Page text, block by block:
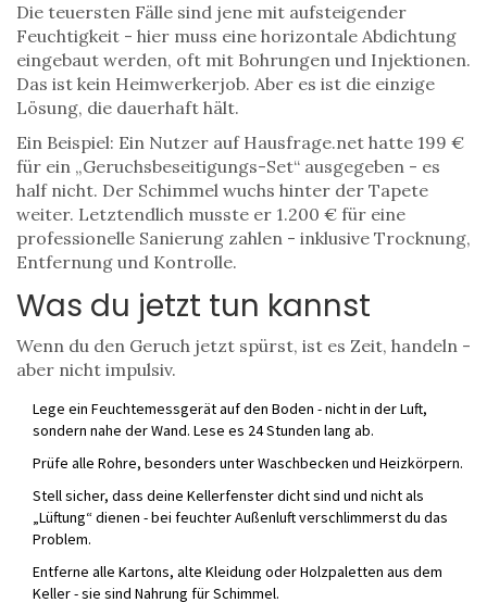
Die teuersten Fälle sind jene mit aufsteigender
Feuchtigkeit - hier muss eine horizontale Abdichtung
eingebaut werden, oft mit Bohrungen und Injektionen.
Das ist kein Heimwerkerjob. Aber es ist die einzige
Lösung, die dauerhaft hält.
Ein Beispiel: Ein Nutzer auf Hausfrage.net hatte 199 €
für ein „Geruchsbeseitigungs-Set“ ausgegeben - es
half nicht. Der Schimmel wuchs hinter der Tapete
weiter. Letztendlich musste er 1.200 € für eine
professionelle Sanierung zahlen - inklusive Trocknung,
Entfernung und Kontrolle.
Was du jetzt tun kannst
Wenn du den Geruch jetzt spürst, ist es Zeit, handeln -
aber nicht impulsiv.
Lege ein Feuchtemessgerät auf den Boden - nicht in der Luft,
sondern nahe der Wand. Lese es 24 Stunden lang ab.
Prüfe alle Rohre, besonders unter Waschbecken und Heizkörpern.
Stell sicher, dass deine Kellerfenster dicht sind und nicht als
„Lüftung“ dienen - bei feuchter Außenluft verschlimmerst du das
Problem.
Entferne alle Kartons, alte Kleidung oder Holzpaletten aus dem
Keller - sie sind Nahrung für Schimmel.